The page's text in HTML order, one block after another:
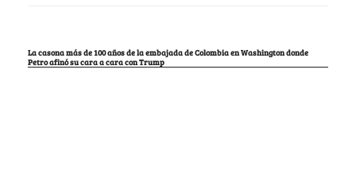
La casona más de 100 años de la embajada de Colombia en Washington donde
Petro afinó su cara a cara con Trump